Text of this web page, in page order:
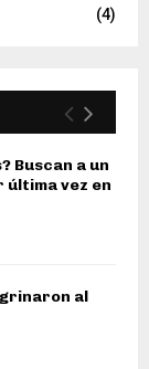
(4)
Buscan a un
última vez en
al